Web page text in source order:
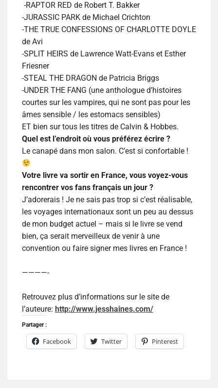
-RAPTOR RED de Robert T. Bakker
-JURASSIC PARK de Michael Crichton
-THE TRUE CONFESSIONS OF CHARLOTTE DOYLE
de Avi
-SPLIT HEIRS de Lawrence Watt-Evans et Esther
Friesner
-STEAL THE DRAGON de Patricia Briggs
-UNDER THE FANG (une anthologue d’histoires
courtes sur les vampires, qui ne sont pas pour les
âmes sensible / les estomacs sensibles)
ET bien sur tous les titres de Calvin & Hobbes.
Quel est l’endroit où vous préférez écrire ?
Le canapé dans mon salon. C’est si confortable !
Votre livre va sortir en France, vous voyez-vous
rencontrer vos fans français un jour ?
J’adorerais ! Je ne sais pas trop si c’est réalisable,
les voyages internationaux sont un peu au dessus
de mon budget actuel – mais si le livre se vend
bien, ça serait merveilleux de venir à une
convention ou faire signer mes livres en France !
————-
Retrouvez plus d’informations sur le site de
l’auteure: http://www.jesshaines.com/
Partager :
Facebook Twitter Pinterest